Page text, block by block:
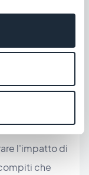
non gli
sarà utile.
loro back
per loro.
l'impatto di
che